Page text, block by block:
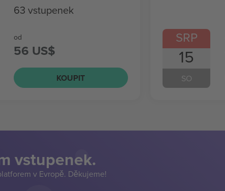
63 vstupenek
od
56 US$
KOUPIT
SRP
15
SO
vstupenek.
v Evropě. Děkujeme!